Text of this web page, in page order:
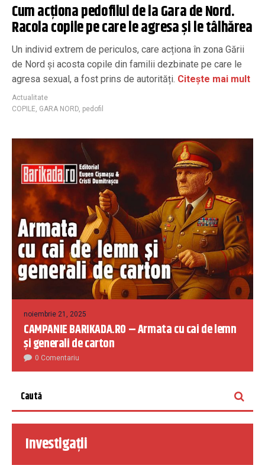
Cum acționa pedofilul de la Gara de Nord.
Racola copile pe care le agresa și le tâlhărea
Un individ extrem de periculos, care acționa în zona Gării
de Nord și acosta copile din familii dezbinate pe care le
agresa sexual, a fost prins de autorități. Citește mai mult
Actualitate
COPILE, GARA NORD, pedofil
noiembrie 21, 2025
CAMPANIE BARIKADA.RO – Armata cu cai de lemn
și generali de carton
0 Comentariu
Investigații